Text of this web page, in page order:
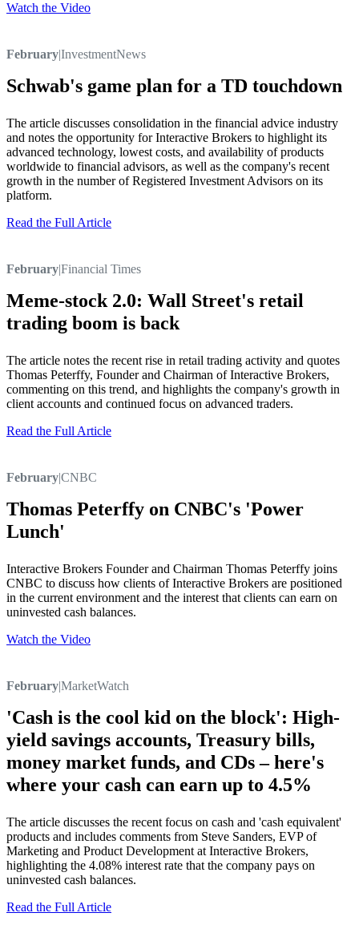
Watch the Video
February|InvestmentNews
Schwab's game plan for a TD touchdown
The article discusses consolidation in the financial advice industry
and notes the opportunity for Interactive Brokers to highlight its
advanced technology, lowest costs, and availability of products
worldwide to financial advisors, as well as the company's recent
growth in the number of Registered Investment Advisors on its
platform.
Read the Full Article
February|Financial Times
Meme-stock 2.0: Wall Street's retail
trading boom is back
The article notes the recent rise in retail trading activity and quotes
Thomas Peterffy, Founder and Chairman of Interactive Brokers,
commenting on this trend, and highlights the company's growth in
client accounts and continued focus on advanced traders.
Read the Full Article
February|CNBC
Thomas Peterffy on CNBC's 'Power
Lunch'
Interactive Brokers Founder and Chairman Thomas Peterffy joins
CNBC to discuss how clients of Interactive Brokers are positioned
in the current environment and the interest that clients can earn on
uninvested cash balances.
Watch the Video
February|MarketWatch
'Cash is the cool kid on the block': High-
yield savings accounts, Treasury bills,
money market funds, and CDs – here's
where your cash can earn up to 4.5%
The article discusses the recent focus on cash and 'cash equivalent'
products and includes comments from Steve Sanders, EVP of
Marketing and Product Development at Interactive Brokers,
highlighting the 4.08% interest rate that the company pays on
uninvested cash balances.
Read the Full Article